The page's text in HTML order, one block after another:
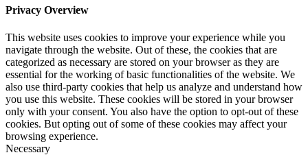
Privacy Overview
This website uses cookies to improve your experience while you
navigate through the website. Out of these, the cookies that are
categorized as necessary are stored on your browser as they are
essential for the working of basic functionalities of the website. We
also use third-party cookies that help us analyze and understand how
you use this website. These cookies will be stored in your browser
only with your consent. You also have the option to opt-out of these
cookies. But opting out of some of these cookies may affect your
browsing experience.
Necessary